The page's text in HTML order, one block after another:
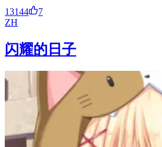
13144
7
ZH
闪耀的日子